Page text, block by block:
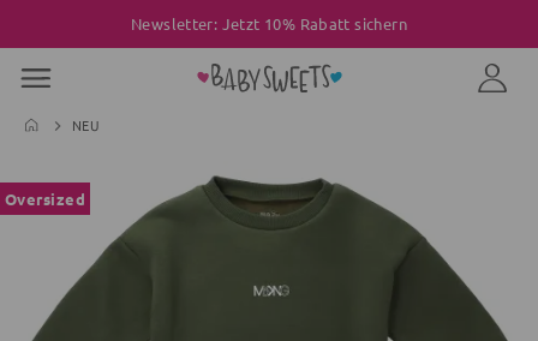
Newsletter: Jetzt 10% Rabatt sichern
NEU
Oversized